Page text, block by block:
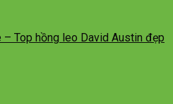
Top hồng leo David Austin đẹp